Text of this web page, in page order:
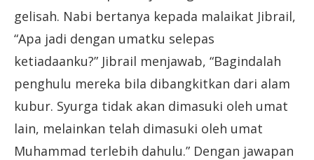
gelisah. Nabi bertanya kepada malaikat Jibrail,
“Apa jadi dengan umatku selepas
ketiadaanku?” Jibrail menjawab, “Bagindalah
penghulu mereka bila dibangkitkan dari alam
kubur. Syurga tidak akan dimasuki oleh umat
lain, melainkan telah dimasuki oleh umat
Muhammad terlebih dahulu.” Dengan jawapan